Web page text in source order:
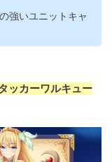
強いユニットキャ
ッカーワルキュー